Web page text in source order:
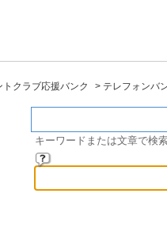
トクラブ応援バンク > テレフォンバ
キーワードまたは文章で検